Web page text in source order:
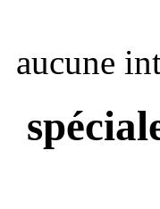
aucune